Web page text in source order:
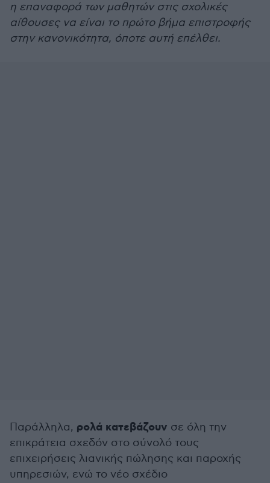
η επαναφορά των μαθητών στις σχολικές
αίθουσες να είναι το πρώτο βήμα επιστροφής
στην κανονικότητα, όποτε αυτή επέλθει.
Παράλληλα, ρολά κατεβάζουν σε όλη την
επικράτεια σχεδόν στο σύνολό τους
επιχειρήσεις λιανικής πώλησης και παροχής
υπηρεσιών, ενώ το νέο σχέδιο